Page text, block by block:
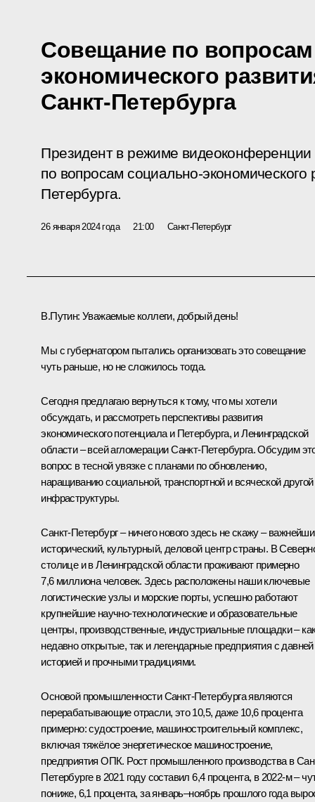
Совещание по
экономического
Санкт-Петербурга
Президент в режиме
по вопросам социально-
Петербурга.
26 января 2024 года 21:00 Санкт-Петербург
В.Путин: Уважаемые коллеги, добрый день!
Мы с губернатором пытались организовать это совещание
чуть раньше, но не сложилось тогда.
Сегодня предлагаю вернуться к тому, что мы хотели
обсуждать, и рассмотреть перспективы развития
экономического потенциала и Петербурга, и Ленинградской
области – всей агломерации Санкт-Петербурга. Обсудим
вопрос в тесной увязке с планами по обновлению,
наращиванию социальной, транспортной и всяческой другой
инфраструктуры.
Санкт-Петербург – ничего нового здесь не скажу –
исторический, культурный, деловой центр страны. В
столице и в Ленинградской области проживают примерно
7,6 миллиона человек. Здесь расположены наши ключевые
логистические узлы и морские порты, успешно работают
крупнейшие научно-технологические и образовательные
центры, производственные, индустриальные площадки –
недавно открытые, так и легендарные предприятия с давней
историей и прочными традициями.
Основой промышленности Санкт-Петербурга являются
перерабатывающие отрасли, это 10,5, даже 10,6 процента
примерно: судостроение, машиностроительный комплекс,
включая тяжёлое энергетическое машиностроение,
предприятия ОПК. Рост промышленного производства в
Петербурге в 2021 году составил 6,4 процента, в 2022-м –
пониже, 6,1 процента, за январь–ноябрь прошлого года